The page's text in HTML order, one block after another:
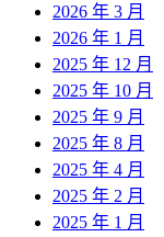
2026 年 3 月
2026 年 1 月
2025 年 12 月
2025 年 10 月
2025 年 9 月
2025 年 8 月
2025 年 4 月
2025 年 2 月
2025 年 1 月